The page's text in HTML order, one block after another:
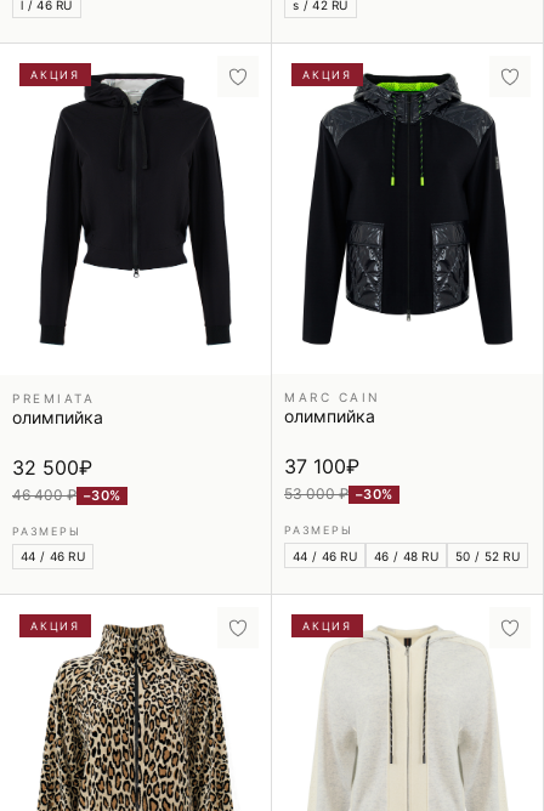
l / 46 RU s / 42 RU
АКЦИЯ
PREMIATA
олимпийка
32 500₽
46 400 ₽ −30%
РАЗМЕРЫ
44 / 46 RU
АКЦИЯ
MARC CAIN
олимпийка
37 100₽
53 000 ₽ −30%
РАЗМЕРЫ
44 / 46 RU 46 / 48 RU 50 / 52 RU
АКЦИЯ АКЦИЯ